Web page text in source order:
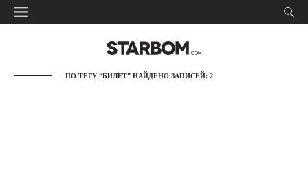
ПО ТЕГУ “БИЛЕТ” НАЙДЕНО ЗАПИСЕЙ: 2